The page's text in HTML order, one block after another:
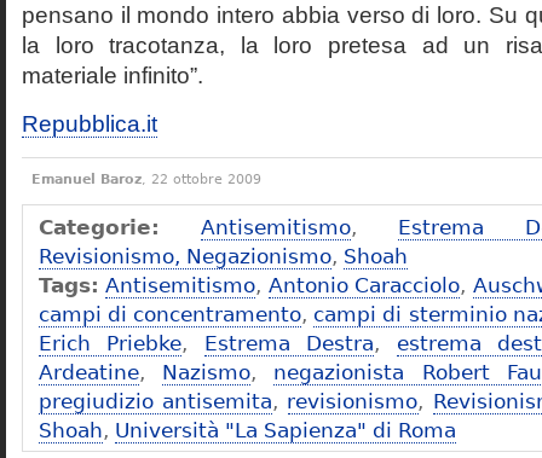
pensano il mondo intero abbia verso di loro. Su
la loro tracotanza, la loro pretesa ad un
materiale infinito”.
Repubblica.it
Emanuel Baroz, 22 ottobre 2009
Categorie: Antisemitismo, Estrema
Revisionismo, Negazionismo, Shoah
Tags: Antisemitismo, Antonio Caracciolo,
campi di concentramento, campi di sterminio
Erich Priebke, Estrema Destra, estrema
Ardeatine, Nazismo, negazionista Robert
pregiudizio antisemita, revisionismo,
Shoah, Università "La Sapienza" di Roma